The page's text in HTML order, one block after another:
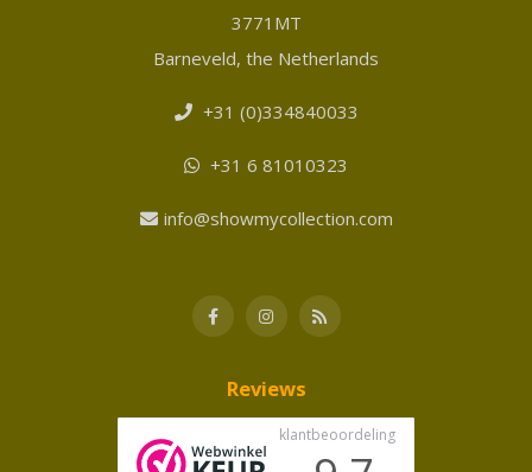
3771MT
Barneveld, the Netherlands
+31 (0)334840033
+31 6 81010323
info@showmycollection.com
Reviews